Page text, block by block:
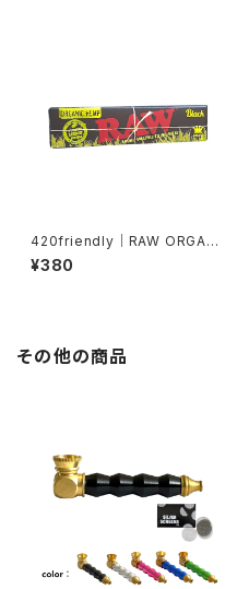
420friendly｜RAW ORGANI
C HEMP BLACK（オーガニック
ヘンプ） 1¼サイズ ローリングペ
¥380
その他の商品